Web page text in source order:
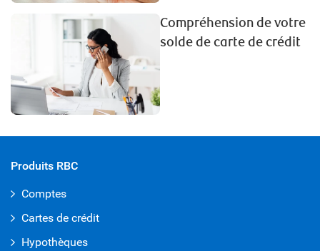
Compréhension de votre
solde de carte de crédit
Produits RBC
Comptes
Cartes de crédit
Hypothèques